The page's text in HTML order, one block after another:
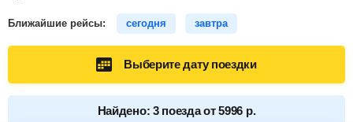
Ближайшие рейсы: сегодня завтра
Выберите дату поездки
Найдено: 3 поезда от 5996 р.